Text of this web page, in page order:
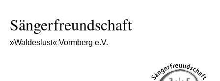
Sängerfreundschaft
»Waldeslust« Vormberg e.V.